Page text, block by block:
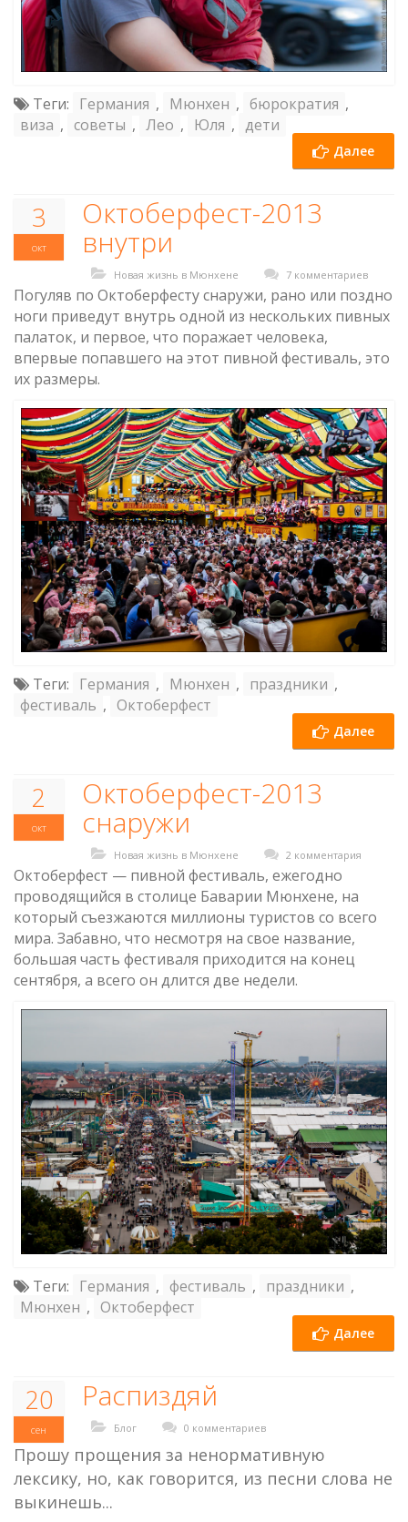
Теги: Германия , Мюнхен , бюрократия ,
виза , советы , Лео , Юля , дети
Далее
3
окт
Октоберфест-2013
внутри
Новая жизнь в Мюнхене 7 комментариев
Погуляв по Октоберфесту снаружи, рано или поздно
ноги приведут внутрь одной из нескольких пивных
палаток, и первое, что поражает человека,
впервые попавшего на этот пивной фестиваль, это
их размеры.
Теги: Германия , Мюнхен , праздники ,
фестиваль , Октоберфест
Далее
2
окт
Октоберфест-2013
снаружи
Новая жизнь в Мюнхене 2 комментария
Октоберфест — пивной фестиваль, ежегодно
проводящийся в столице Баварии Мюнхене, на
который съезжаются миллионы туристов со всего
мира. Забавно, что несмотря на свое название,
большая часть фестиваля приходится на конец
сентября, а всего он длится две недели.
Теги: Германия , фестиваль , праздники ,
Мюнхен , Октоберфест
Далее
20
сен
Распиздяй
Блог 0 комментариев
Прошу прощения за ненормативную
лексику, но, как говорится, из песни слова не
выкинешь...